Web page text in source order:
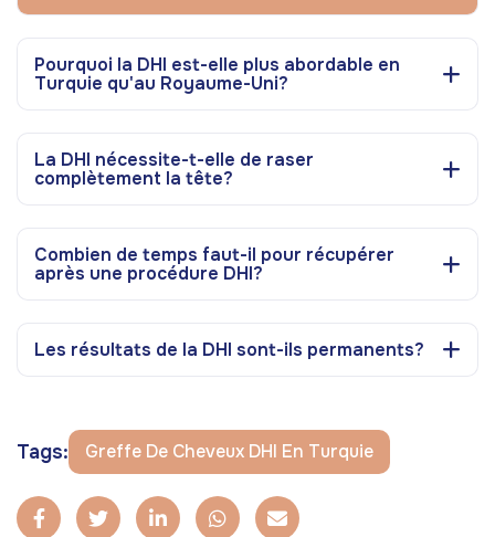
Pourquoi la DHI est-elle plus abordable en
Turquie qu'au Royaume-Uni?
La DHI nécessite-t-elle de raser
complètement la tête?
Combien de temps faut-il pour récupérer
après une procédure DHI?
Les résultats de la DHI sont-ils permanents?
Tags: Greffe De Cheveux DHI En Turquie